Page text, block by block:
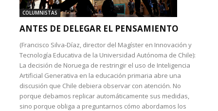
COLUMNISTAS
ANTES DE DELEGAR EL PENSAMIENTO
(Francisco Silva-Díaz, director del Magíster en Innovación y
Tecnología Educativa de la Universidad Autónoma de Chile):
La decisión de Noruega de restringir el uso de Inteligencia
Artificial Generativa en la educación primaria abre una
discusión que Chile debiera observar con atención. No
porque debamos replicar automáticamente sus medidas,
sino porque obliga a preguntarnos cómo abordamos los